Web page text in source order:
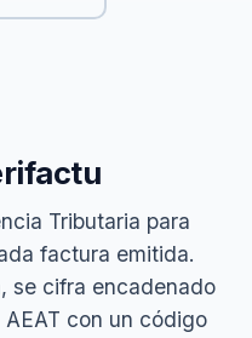
Tributaria para
factura emitida.
se cifra encadenado
con un código